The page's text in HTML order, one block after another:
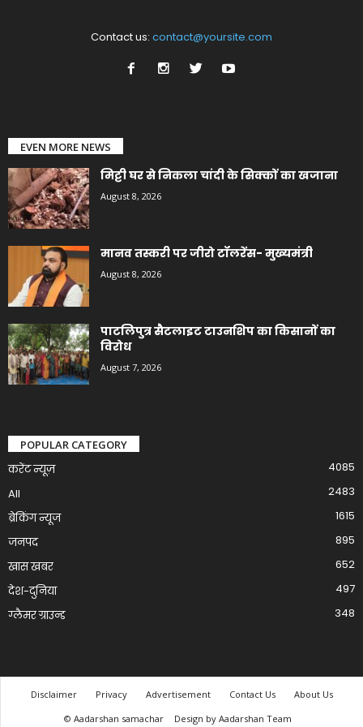
Contact us: contact@yoursite.com
EVEN MORE NEWS
मिट्टी घर से निकला चांदी के सिक्कों का खजाना
August 8, 2026
मानव तस्करी पर जीरो टॉलरेंस- मुख्यमंत्री
August 8, 2026
पाटलिपुत्र सैटलाइट टाउनशिप का किसानों का
विरोध
August 7, 2026
POPULAR CATEGORY
करेंट न्यूज़
4085
All
2483
ब्रेकिंग न्यूज
1615
जनपद
895
खास खबर
652
देश-दुनिया
497
ग्लैमर ग्राउन्ड
348
Disclaimer Privacy Advertisement Contact Us
About Us
© Aadarshan samachar
Design by Aadarshan Team